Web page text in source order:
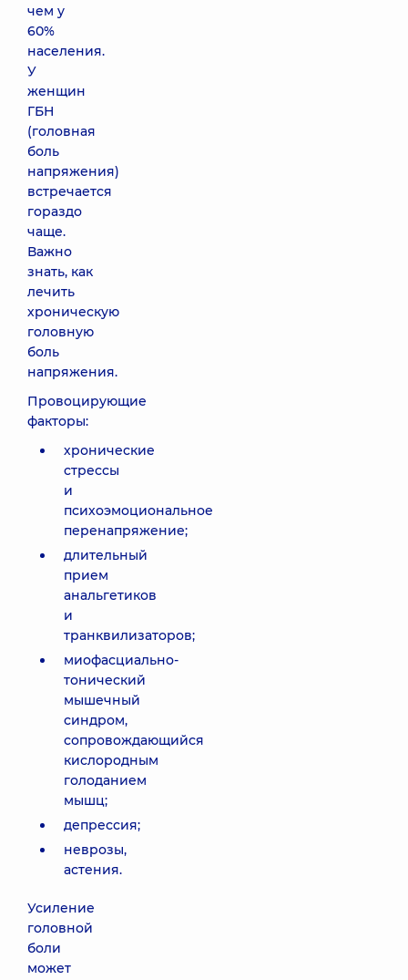
чем у
60%
населения.
У
женщин
ГБН
(головная
боль
напряжения)
встречается
гораздо
чаще.
Важно
знать, как
лечить
хроническую
головную
боль
напряжения.
Провоцирующие
факторы:
хронические
стрессы
и
психоэмоциональное
перенапряжение;
длительный
прием
анальгетиков
и
транквилизаторов;
миофасциально-
тонический
мышечный
синдром,
сопровождающийся
кислородным
голоданием
мышц;
депрессия;
неврозы,
астения.
Усиление
головной
боли
может